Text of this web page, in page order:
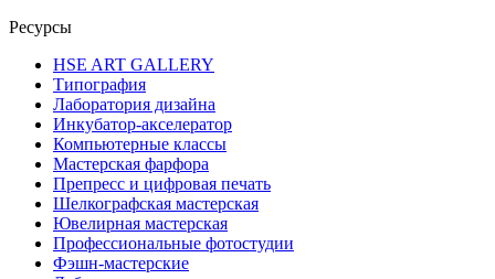
Ресурсы
HSE ART GALLERY
Типография
Лаборатория дизайна
Инкубатор-акселератор
Компьютерные классы
Мастерская фарфора
Препресс и цифровая печать
Шелкографская мастерская
Ювелирная мастерская
Профессиональные фотостудии
Фэшн-мастерские